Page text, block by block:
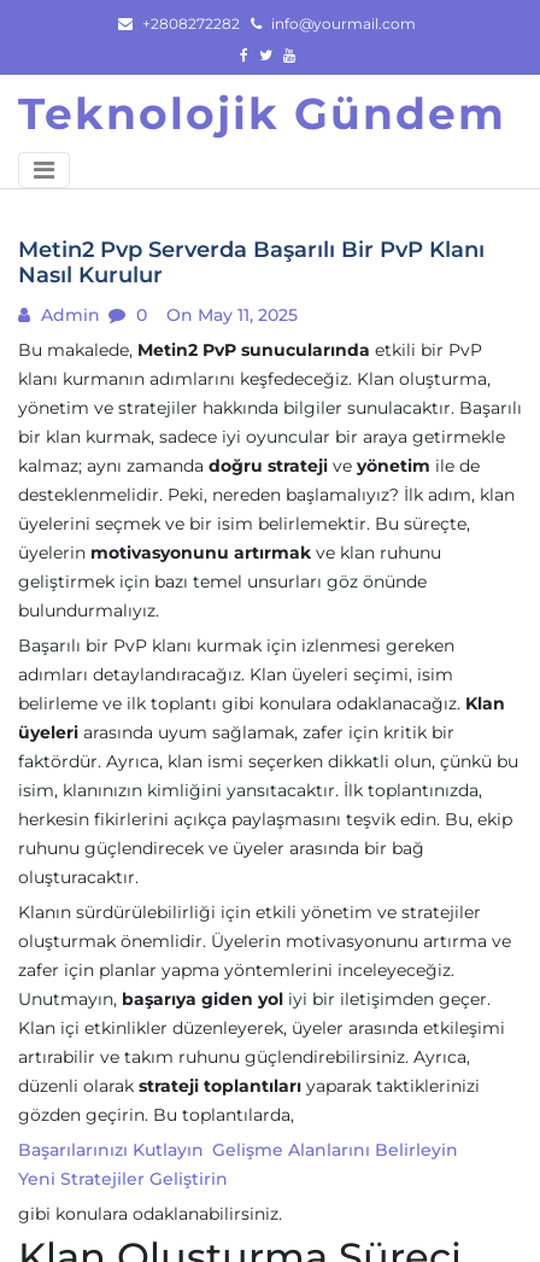
content
+2808272282 info@yourmail.com
Teknolojik Gündem
Metin2 Pvp Serverda Başarılı Bir PvP Klanı
Nasıl Kurulur
Admin 0
On May 11, 2025
Bu makalede, Metin2 PvP sunucularında etkili bir PvP
klanı kurmanın adımlarını keşfedeceğiz. Klan oluşturma,
yönetim ve stratejiler hakkında bilgiler sunulacaktır. Başarılı
bir klan kurmak, sadece iyi oyuncular bir araya getirmekle
kalmaz; aynı zamanda doğru strateji ve yönetim ile de
desteklenmelidir. Peki, nereden başlamalıyız? İlk adım, klan
üyelerini seçmek ve bir isim belirlemektir. Bu süreçte,
üyelerin motivasyonunu artırmak ve klan ruhunu
geliştirmek için bazı temel unsurları göz önünde
bulundurmalıyız.
Başarılı bir PvP klanı kurmak için izlenmesi gereken
adımları detaylandıracağız. Klan üyeleri seçimi, isim
belirleme ve ilk toplantı gibi konulara odaklanacağız. Klan
üyeleri arasında uyum sağlamak, zafer için kritik bir
faktördür. Ayrıca, klan ismi seçerken dikkatli olun, çünkü bu
isim, klanınızın kimliğini yansıtacaktır. İlk toplantınızda,
herkesin fikirlerini açıkça paylaşmasını teşvik edin. Bu, ekip
ruhunu güçlendirecek ve üyeler arasında bir bağ
oluşturacaktır.
Klanın sürdürülebilirliği için etkili yönetim ve stratejiler
oluşturmak önemlidir. Üyelerin motivasyonunu artırma ve
zafer için planlar yapma yöntemlerini inceleyeceğiz.
Unutmayın, başarıya giden yol iyi bir iletişimden geçer.
Klan içi etkinlikler düzenleyerek, üyeler arasında etkileşimi
artırabilir ve takım ruhunu güçlendirebilirsiniz. Ayrıca,
düzenli olarak strateji toplantıları yaparak taktiklerinizi
gözden geçirin. Bu toplantılarda,
Başarılarınızı Kutlayın Gelişme Alanlarını Belirleyin
Yeni Stratejiler Geliştirin
gibi konulara odaklanabilirsiniz.